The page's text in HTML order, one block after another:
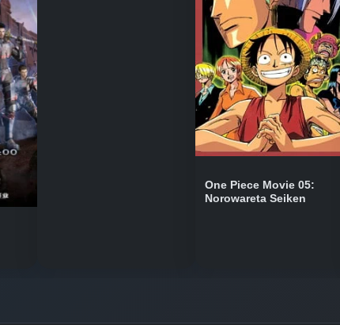
One Piece Movie 05:
Norowareta Seiken